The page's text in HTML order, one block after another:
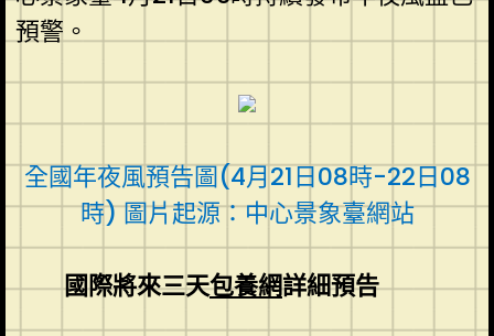
預警。
全國年夜風預告圖(4月21日08時-22日08
時) 圖片起源：中心景象臺網站
國際將來三天包養網詳細預告